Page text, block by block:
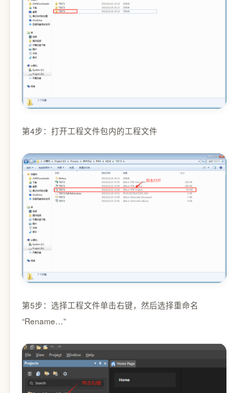
第4步：打开工程文件包内的工程文件
第5步：选择工程文件单击右键，然后选择重命名
“Rename…”